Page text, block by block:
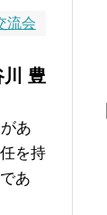
流会
川 豊
あ
を持
あ